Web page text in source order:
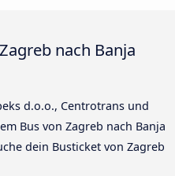
nach Banja
d.o.o., Centrotrans und
Bus von Zagreb nach Banja
dein Busticket von Zagreb